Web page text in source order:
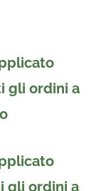
gli ordini a
gli ordini a